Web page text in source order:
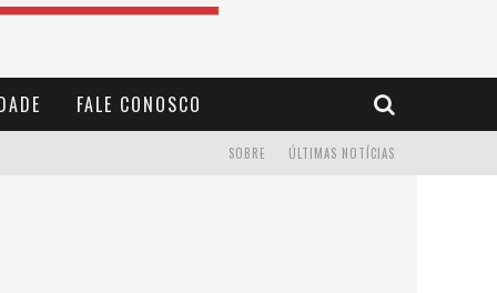
FALE CONOSCO
ÚLTIMAS NOTÍCIAS
SOBRE